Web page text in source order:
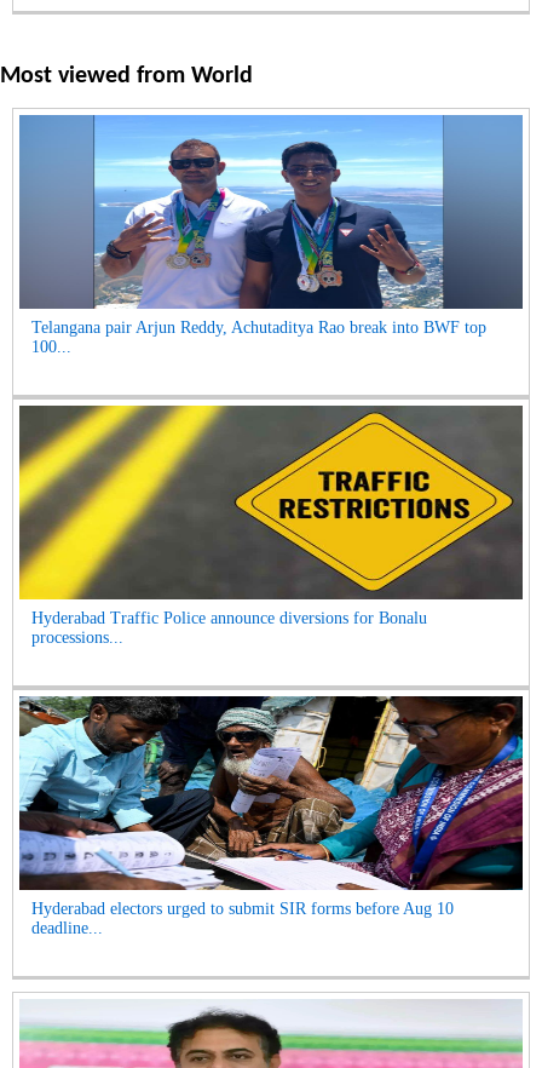
Most viewed from World
Telangana pair Arjun Reddy, Achutaditya Rao break into BWF top
100...
Hyderabad Traffic Police announce diversions for Bonalu
processions...
Hyderabad electors urged to submit SIR forms before Aug 10
deadline...